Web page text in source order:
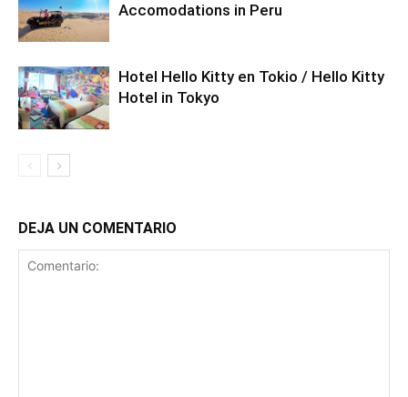
Accomodations in Peru
Hotel Hello Kitty en Tokio / Hello Kitty
Hotel in Tokyo
DEJA UN COMENTARIO